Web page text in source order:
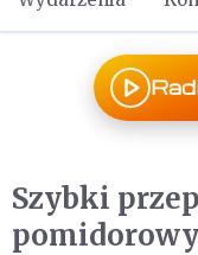
Szybki
pomidorowy